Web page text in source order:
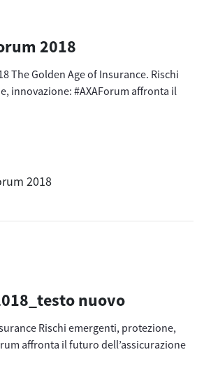
2018
The Golden Age of Insurance. Rischi
innovazione: #AXAForum affronta il
2018
nuovo
Rischi emergenti, protezione,
affronta il futuro dell’assicurazione